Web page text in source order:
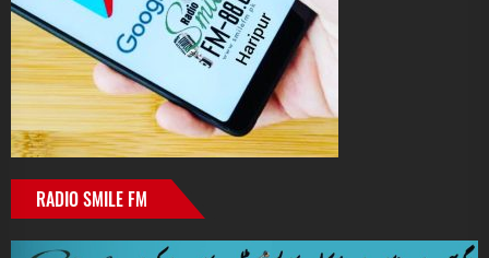
RADIO SMILE FM